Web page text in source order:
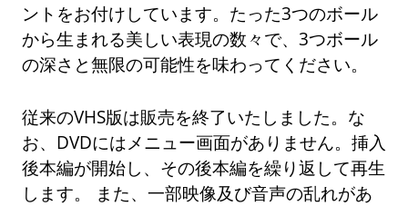
ントをお付けしています。たった3つのボール
から生まれる美しい表現の数々で、3つボール
の深さと無限の可能性を味わってください。
従来のVHS版は販売を終了いたしました。な
お、DVDにはメニュー画面がありません。挿入
後本編が開始し、その後本編を繰り返して再生
します。 また、一部映像及び音声の乱れがあ